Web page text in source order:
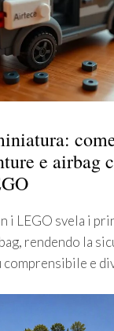
e airbag
i LEGO svela i
rendendo la
e